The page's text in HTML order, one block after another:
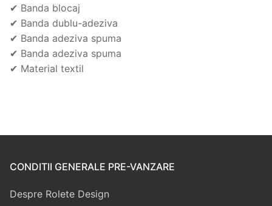
✔ Banda blocaj
✔ Banda dublu-adeziva
✔ Banda adeziva spuma
✔ Banda adeziva spuma
✔ Material textil
CONDITII GENERALE PRE-VANZARE
Despre Rolete Design